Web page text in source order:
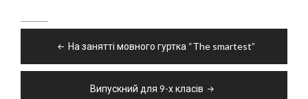
записівНа занятті мовного гуртка “The smartest”
Випускний для 9-х класів